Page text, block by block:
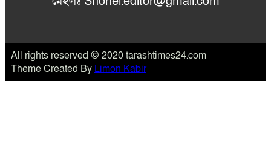
All rights reserved © 2020 tarashtimes24.com
Theme Created By Limon Kabir